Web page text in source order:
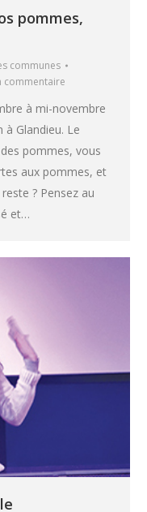
pommes,
communes
commentaire
à mi-novembre
Glandieu. Le
des pommes, vous
aux pommes, et
? Pensez au
et…